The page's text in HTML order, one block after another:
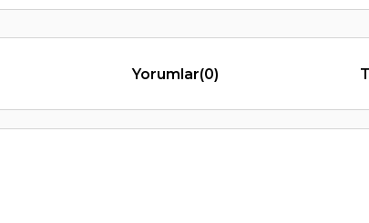
Yorumlar(0)